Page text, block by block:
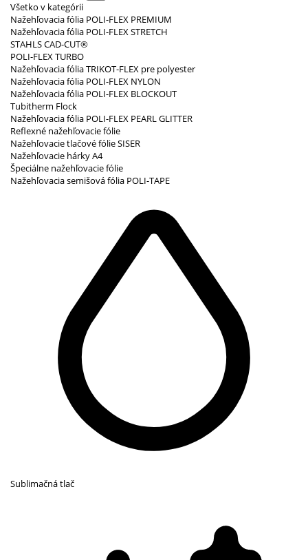
Všetko v kategórii
Nažehľovacia fólia POLI-FLEX PREMIUM
Nažehľovacia fólia POLI-FLEX STRETCH
STAHLS CAD-CUT®
POLI-FLEX TURBO
Nažehľovacia fólia TRIKOT-FLEX pre polyester
Nažehľovacia fólia POLI-FLEX NYLON
Nažehľovacia fólia POLI-FLEX BLOCKOUT
Tubitherm Flock
Nažehľovacia fólia POLI-FLEX PEARL GLITTER
Reflexné nažehľovacie fólie
Nažehľovacie tlačové fólie SISER
Nažehľovacie hárky A4
Špeciálne nažehľovacie fólie
Nažehľovacia semišová fólia POLI-TAPE
Sublimačná tlač